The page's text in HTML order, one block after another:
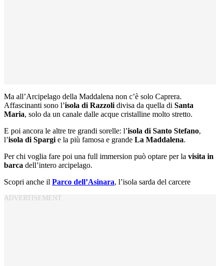
Ma all’Arcipelago della Maddalena non c’è solo Caprera.
Affascinanti sono l’isola di Razzoli divisa da quella di Santa
Maria, solo da un canale dalle acque cristalline molto stretto.
E poi ancora le altre tre grandi sorelle: l’isola di Santo Stefano,
l’isola di Spargi e la più famosa e grande La Maddalena.
Per chi voglia fare poi una full immersion può optare per la visita in
barca dell’intero arcipelago.
Scopri anche il Parco dell’Asinara, l’isola sarda del carcere